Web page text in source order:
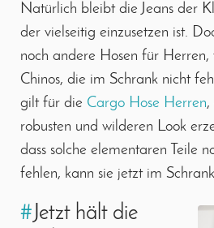
Natürlich bleibt die Jeans der
der vielseitig einzusetzen ist.
noch andere Hosen für Herren,
Chinos, die im Schrank nicht
gilt für die Cargo Hose Herren,
robusten und wilderen Look
dass solche elementaren Teile
fehlen, kann sie jetzt im
#Jetzt hält die